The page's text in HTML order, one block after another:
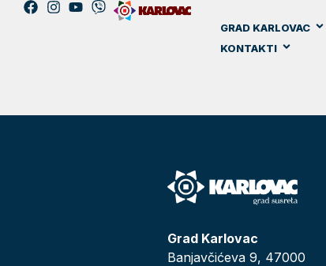
GRAD KARLOVAC
KONTAKTI
Grad Karlovac
Banjavčićeva 9, 47000